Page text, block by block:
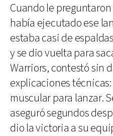
Cuando le
había ejecutado ese
estaba casi de
y se dio vuelta para
Warriors, contestó sin
explicaciones
muscular para lanzar.
aseguró segundos
dio la victoria a su